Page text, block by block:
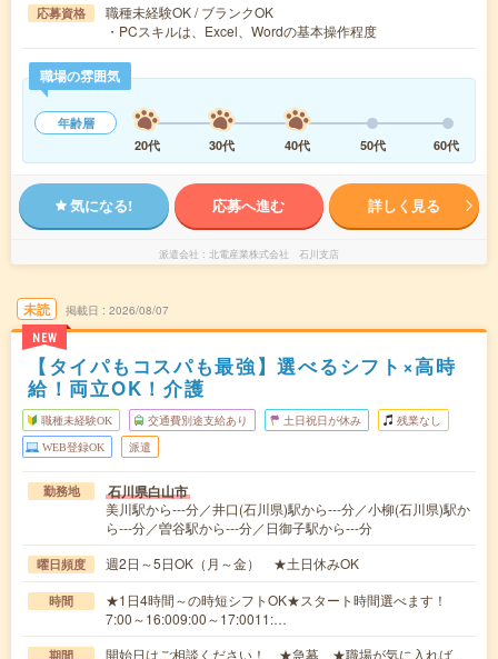
応募資格
職種未経験OK / ブランクOK
・PCスキルは、Excel、Wordの基本操作程度
職場の雰囲気
年齢層
20代
30代 40代 50代 60代
気になる! 応募へ進む 詳しく見る
派遣会社 北電産業株式会社 石川支店
未読
NEW
掲載日 2026/08/07
【タイパもコスパも最強】選べるシフト×高時
給！両立OK！介護
職種未経験OK 交通費別途支給あり 土日祝日が休み 残業なし
WEB登録OK 派遣
勤務地 石川県白山市
美川駅から---分／井口(石川県)駅から---分／小柳(石川県)駅か
ら---分／曽谷駅から---分／日御子駅から---分
曜日頻度 週2日～5日OK（月～金） ★土日休みOK
時間
★1日4時間～の時短シフトOK★スタート時間選べます！
7:00～16:009:00～17:0011:…
期間
開始日はご相談ください！ ★急募 ★職場が気に入れば、